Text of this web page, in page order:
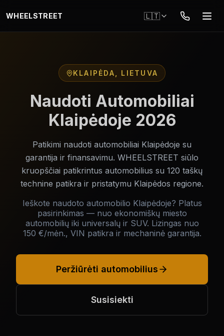
WHEELSTREET 🇱🇹
KLAIPĖDA, LIETUVA
Naudoti Automobiliai
Klaipėdoje 2026
Patikimi naudoti automobiliai Klaipėdoje su
garantija ir finansavimu. WHEELSTREET siūlo
kruopščiai patikrintus automobilius su 120 taškų
technine patikra ir pristatymu Klaipėdos regione.
Ieškote naudoto automobilio Klaipėdoje? Platus
pasirinkimas — nuo ekonomiškų miesto
automobilių iki universalų ir SUV. Lizingas nuo
150 €/mėn., VIN patikra ir mechaninė garantija.
Peržiūrėti automobilius
Susisiekti